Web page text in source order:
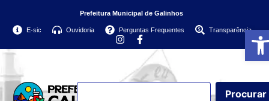
Prefeitura Municipal de Galinhos
E-sic Ouvidoria Perguntas Frequentes Transparência
Procurar